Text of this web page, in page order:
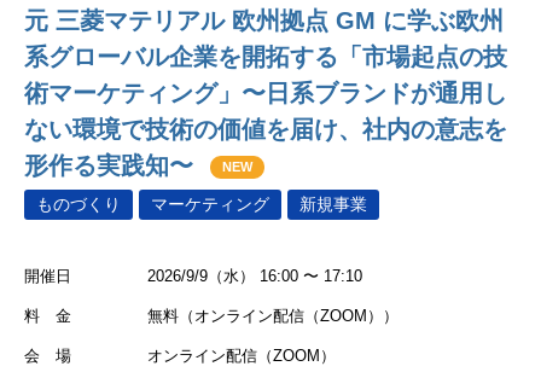
元 三菱マテリアル 欧州拠点 GM に学ぶ欧州
系グローバル企業を開拓する「市場起点の技
術マーケティング」〜日系ブランドが通用し
ない環境で技術の価値を届け、社内の意志を
形作る実践知〜
NEW
ものづくり マーケティング 新規事業
開催日 2026/9/9（水） 16:00 〜 17:10
料 金 無料（オンライン配信（ZOOM））
会 場 オンライン配信（ZOOM）